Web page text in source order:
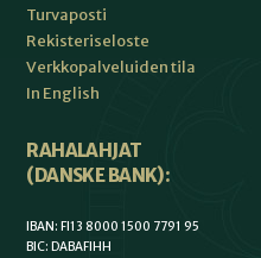
Turvaposti
Rekisteriseloste
Verkkopalveluiden tila
In English
RAHALAHJAT
(DANSKE BANK):
IBAN: FI13 8000 1500 7791 95
BIC: DABAFIHH